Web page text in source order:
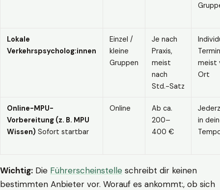
Lokale
Verkehrspsycholog:innen
Einzel /
kleine
Gruppen
Je nach
Praxis,
meist
nach
Std.-Satz
meist
Ort
Online-MPU-
Vorbereitung (z. B. MPU
Wissen) Sofort startbar
Online
Ab ca.
200–
400 €
in
Wichtig: Die Führerscheinstelle schreibt dir keinen
bestimmten Anbieter vor. Worauf es ankommt:, ob sich